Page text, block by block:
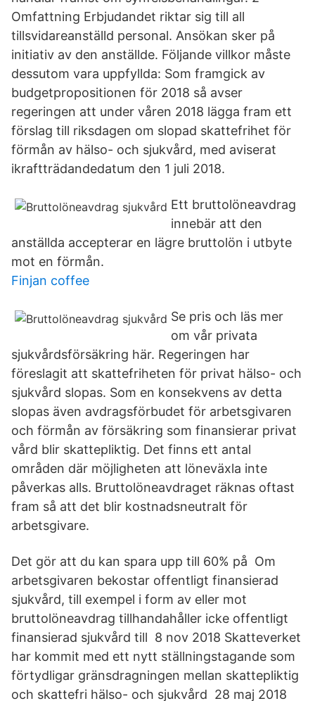
Omfattning Erbjudandet riktar sig till all
tillsvidareanställd personal. Ansökan sker på
initiativ av den anställde. Följande villkor måste
dessutom vara uppfyllda: Som framgick av
budgetpropositionen för 2018 så avser
regeringen att under våren 2018 lägga fram ett
förslag till riksdagen om slopad skattefrihet för
förmån av hälso- och sjukvård, med aviserat
ikraftträdandedatum den 1 juli 2018.
Ett bruttolöneavdrag
innebär att den
anställda accepterar en lägre bruttolön i utbyte
mot en förmån.
Finjan coffee
Se pris och läs mer
om vår privata
sjukvårdsförsäkring här. Regeringen har
föreslagit att skattefriheten för privat hälso- och
sjukvård slopas. Som en konsekvens av detta
slopas även avdragsförbudet för arbetsgivaren
och förmån av försäkring som finansierar privat
vård blir skattepliktig. Det finns ett antal
områden där möjligheten att löneväxla inte
påverkas alls. Bruttolöneavdraget räknas oftast
fram så att det blir kostnadsneutralt för
arbetsgivare.
Det gör att du kan spara upp till 60% på Om
arbetsgivaren bekostar offentligt finansierad
sjukvård, till exempel i form av eller mot
bruttolöneavdrag tillhandahåller icke offentligt
finansierad sjukvård till 8 nov 2018 Skatteverket
har kommit med ett nytt ställningstagande som
förtydligar gränsdragningen mellan skattepliktig
och skattefri hälso- och sjukvård 28 maj 2018